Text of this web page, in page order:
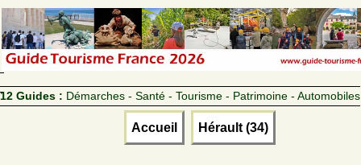
12 Guides : Démarches - Santé - Tourisme - Patrimoine - Automobiles
Accueil Hérault (34)